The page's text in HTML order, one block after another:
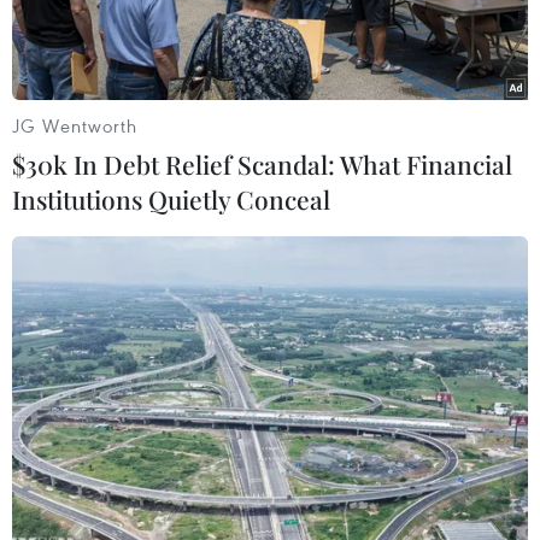
Montana.
Ảnh minh họa. (Nguồn: Getty Images)
Bộ Quốc phòng Nga ngày 12/8 cho biết, nước
này và Mỹ sẽ tiến hành các chuyến bay quan sát
trên lãnh thổ của nhau theo Hiệp ước Bầu trời
Mở.
JG Wentworth
$30k In Debt Relief Scandal: What Financial
Institutions Quietly Conceal